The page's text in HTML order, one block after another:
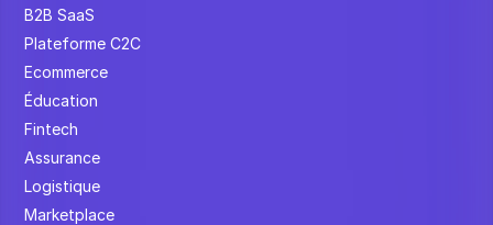
B2B SaaS
Plateforme C2C
Ecommerce
Éducation
Fintech
Assurance
Logistique
Marketplace